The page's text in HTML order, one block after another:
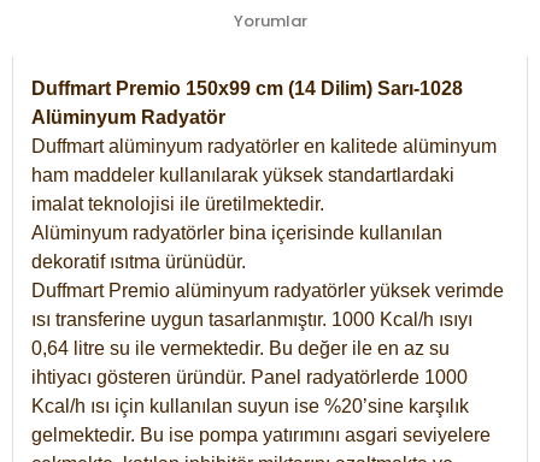
Yorumlar
Duffmart Premio 150x99 cm (14 Dilim) Sarı-1028
Alüminyum Radyatör
Duffmart alüminyum radyatörler en kalitede alüminyum
ham maddeler kullanılarak yüksek standartlardaki
imalat teknolojisi ile üretilmektedir.
Alüminyum radyatörler bina içerisinde kullanılan
dekoratif ısıtma ürünüdür.
Duffmart Premio alüminyum radyatörler yüksek verimde
ısı transferine uygun tasarlanmıştır. 1000 Kcal/h ısıyı
0,64 litre su ile vermektedir. Bu değer ile en az su
ihtiyacı gösteren üründür. Panel radyatörlerde 1000
Kcal/h ısı için kullanılan suyun ise %20’sine karşılık
gelmektedir. Bu ise pompa yatırımını asgari seviyelere